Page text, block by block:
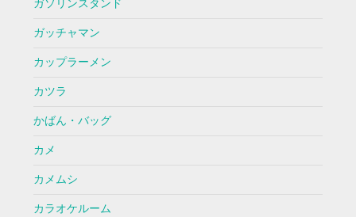
ガソリンスタンド
ガッチャマン
カップラーメン
カツラ
かばん・バッグ
カメ
カメムシ
カラオケルーム